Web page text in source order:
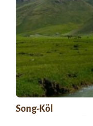
Song-Köl